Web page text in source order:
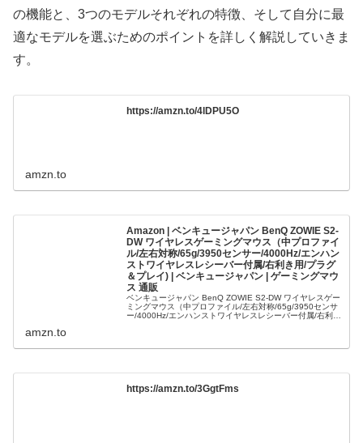
の機能と、3つのモデルそれぞれの特徴、そして自分に最
適なモデルを選ぶためのポイントを詳しく解説していきま
す。
https://amzn.to/4lDPU5O
amzn.to
Amazon | ベンキュージャパン BenQ ZOWIE S2-
DW ワイヤレスゲーミングマウス（中プロファイ
ル/左右対称/65g/3950センサー/4000Hz/エンハン
ストワイヤレスレシーバー付属/右利き用/プラグ
＆プレイ) | ベンキュージャパン | ゲーミングマウ
ス 通販
ベンキュージャパン BenQ ZOWIE S2-DW ワイヤレスゲー
ミングマウス（中プロファイル/左右対称/65g/3950センサ
ー/4000Hz/エンハンストワイヤレスレシーバー付属/右利き
amzn.to
https://amzn.to/3GgtFms